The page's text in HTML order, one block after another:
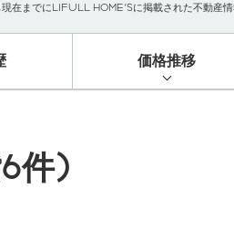
在までにLIFULL HOME'Sに掲載された不動
価格推移
件)